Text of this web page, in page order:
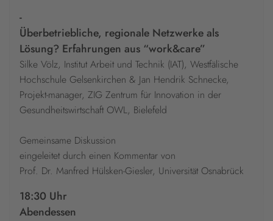
-
Überbetriebliche, regionale Netzwerke als
Lösung? Erfahrungen aus “work&care”
Silke Völz, Institut Arbeit und Technik (IAT), Westfälische
Hochschule Gelsenkirchen & Jan Hendrik Schnecke,
Projekt-manager, ZIG Zentrum für Innovation in der
Gesundheitswirtschaft OWL, Bielefeld
Gemeinsame Diskussion
eingeleitet durch einen Kommentar von
Prof. Dr. Manfred Hülsken-Giesler, Universität Osnabrück
18:30 Uhr
Abendessen